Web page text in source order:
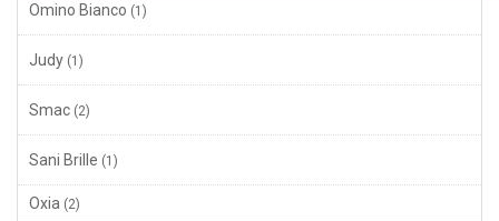
Omino Bianco (1)
Judy (1)
Smac (2)
Sani Brille (1)
Oxia (2)